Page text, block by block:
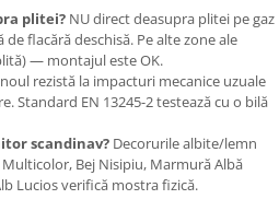
plitei? NU direct deasupra plitei pe gaz
flacără deschisă. Pe alte zone ale
— montajul este OK.
rezistă la impacturi mecanice uzuale
Standard EN 13245-2 testează cu o bilă
scandinav? Decorurile albite/lemn
Bej Nisipiu, Marmură Albă
Lucios verifică mostra fizică.